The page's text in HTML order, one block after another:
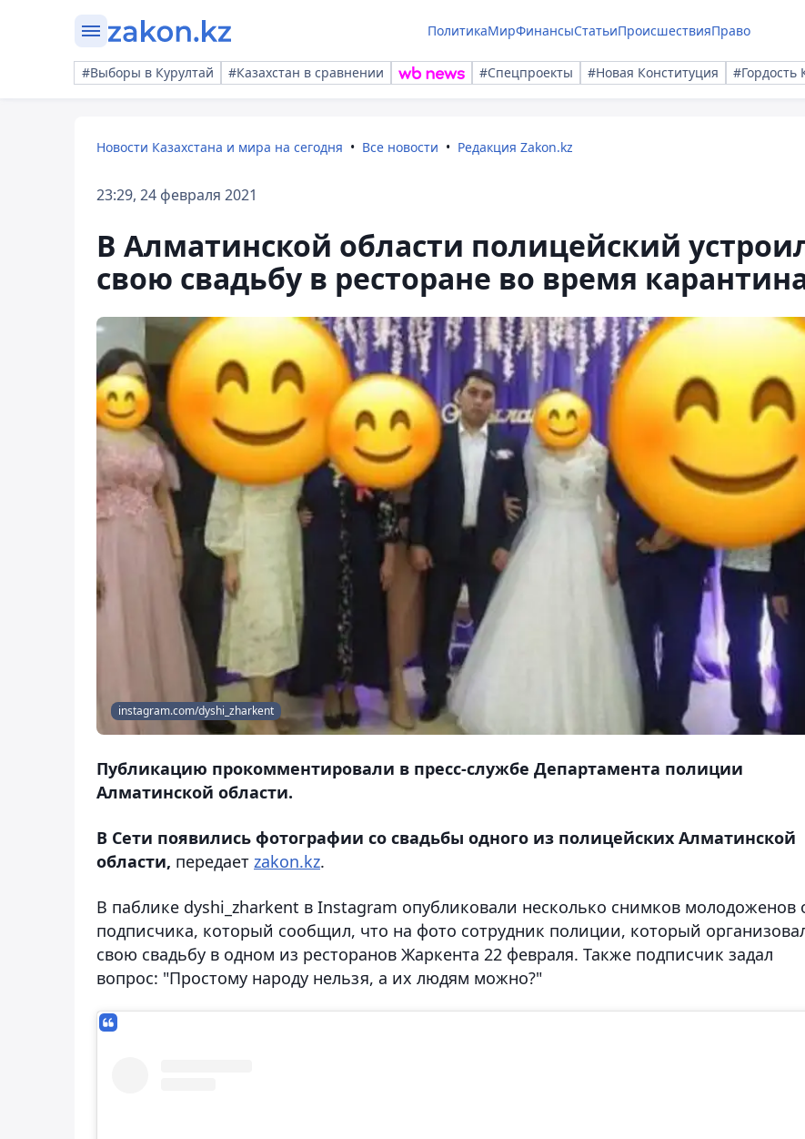
ПолитикаМирФинансыСтатьиПроисшествияПраво
#Выборы в Курултай #Казахстан в сравнении #Спецпроекты #Новая Конституция #Гордость
Новости Казахстана и мира на сегодня Все новости Редакция Zakon.kz
23:29, 24 февраля 2021
В Алматинской области полицейский
свою свадьбу в ресторане во время
instagram.com/dyshi_zharkent
Публикацию прокомментировали в пресс-службе Департамента полиции
Алматинской области.
В Сети появились фотографии со свадьбы одного из полицейских Алматинской
области, передает zakon.kz.
В паблике dyshi_zharkent в Instagram опубликовали несколько снимков молодоженов
подписчика, который сообщил, что на фото сотрудник полиции, который
свою свадьбу в одном из ресторанов Жаркента 22 февраля. Также подписчик задал
вопрос: "Простому народу нельзя, а их людям можно?"